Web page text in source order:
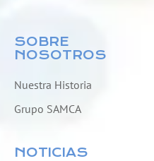
SOBRE
NOSOTROS
Nuestra Historia
Grupo SAMCA
NOTICIAS